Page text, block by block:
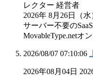
レクター 経営者
2026年 8月26日（
サーバー不要の
MovableType.netオ
2026/08/07 07:10:06
2026年08月04日